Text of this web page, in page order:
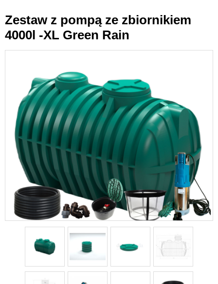
Zestaw z pompą ze zbiornikiem
4000l -XL Green Rain